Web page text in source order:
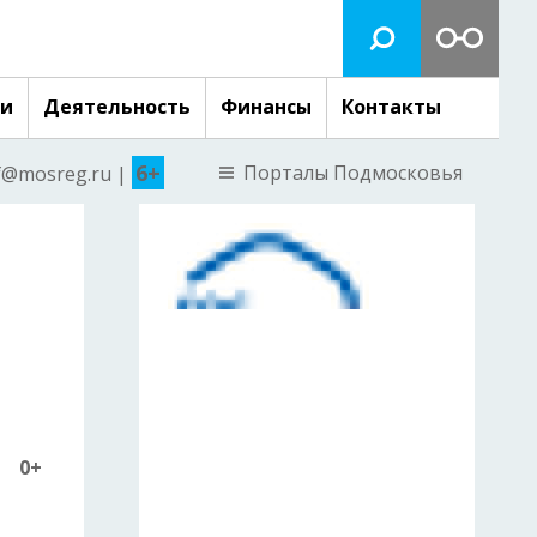
Деятельность Финансы Контакты
| 6+ Порталы Подмосковья
0+